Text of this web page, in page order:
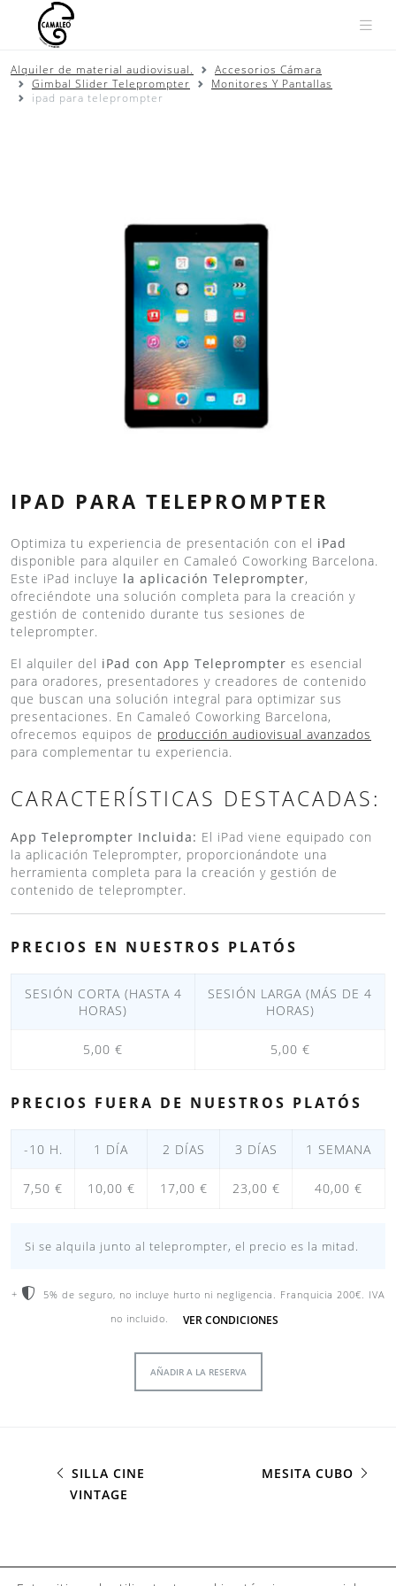
contenido
Alquiler de material audiovisual.
Accesorios Cámara
Gimbal Slider Teleprompter
Monitores Y Pantallas
ipad para teleprompter
IPAD PARA TELEPROMPTER
Optimiza tu experiencia de presentación con el iPad
disponible para alquiler en Camaleó Coworking Barcelona.
Este iPad incluye la aplicación Teleprompter,
ofreciéndote una solución completa para la creación y
gestión de contenido durante tus sesiones de
teleprompter.
El alquiler del iPad con App Teleprompter es esencial
para oradores, presentadores y creadores de contenido
que buscan una solución integral para optimizar sus
presentaciones. En Camaleó Coworking Barcelona,
ofrecemos equipos de producción audiovisual avanzados
para complementar tu experiencia.
CARACTERÍSTICAS DESTACADAS:
App Teleprompter Incluida: El iPad viene equipado con
la aplicación Teleprompter, proporcionándote una
herramienta completa para la creación y gestión de
contenido de teleprompter.
PRECIOS EN NUESTROS PLATÓS
SESIÓN CORTA (HASTA 4
HORAS)
SESIÓN LARGA (MÁS DE 4
HORAS)
5,00 € 5,00 €
PRECIOS FUERA DE NUESTROS PLATÓS
-10 H. 1 DÍA 2 DÍAS 3 DÍAS 1 SEMANA
7,50 € 10,00 € 17,00 € 23,00 € 40,00 €
Si se alquila junto al teleprompter, el precio es la mitad.
+
5% de seguro, no incluye hurto ni negligencia. Franquicia 200€. IVA
no incluido.
VER CONDICIONES
AÑADIR A LA RESERVA
SILLA CINE
VINTAGE
MESITA CUBO